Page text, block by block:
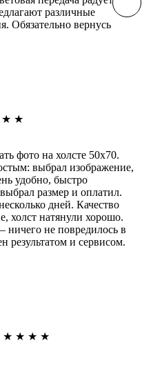
различные
Обязательно вернусь
★ ★
фото на холсте 50х70.
выбрал изображение,
удобно, быстро
размер и оплатил.
дней. Качество
холст натянули хорошо.
ничего не повредилось в
результатом и сервисом.
★ ★ ★ ★